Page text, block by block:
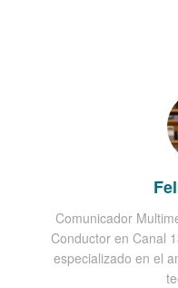
Comunicador
Conductor en Canal
especializado en el